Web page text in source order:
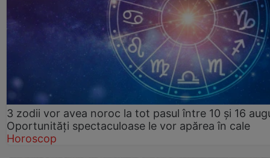
3 zodii vor avea noroc la tot pasul între 10 și 16
Oportunități spectaculoase le vor apărea în cale
Horoscop